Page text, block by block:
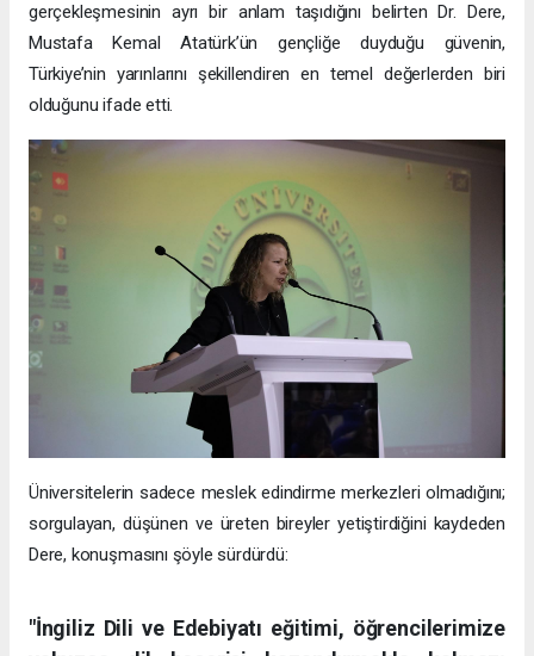
gerçekleşmesinin ayrı bir anlam taşıdığını belirten Dr. Dere,
Mustafa Kemal Atatürk’ün gençliğe duyduğu güvenin,
Türkiye’nin yarınlarını şekillendiren en temel değerlerden biri
olduğunu ifade etti.
Üniversitelerin sadece meslek edindirme merkezleri olmadığını;
sorgulayan, düşünen ve üreten bireyler yetiştirdiğini kaydeden
Dere, konuşmasını şöyle sürdürdü:
"İngiliz Dili ve Edebiyatı eğitimi, öğrencilerimize